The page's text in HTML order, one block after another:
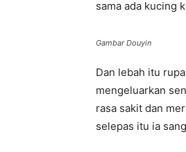
sama ada kucing
Gambar Douyin
Dan lebah itu
mengeluarkan
rasa sakit dan
selepas itu ia